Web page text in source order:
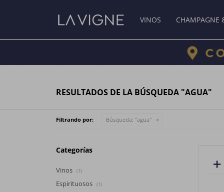
VINOS CHAMPAGNE
RESULTADOS DE LA BÚSQUEDA "AGUA"
Filtrando por: Búsqueda: "agua"
Categorías
Vinos (1)
Espirituosos (1)